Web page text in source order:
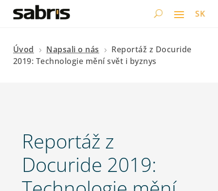
SK
Úvod 5 Napsali o nás 5
Reportáž z Docuride
2019: Technologie mění svět i byznys
Reportáž z
Docuride 2019: